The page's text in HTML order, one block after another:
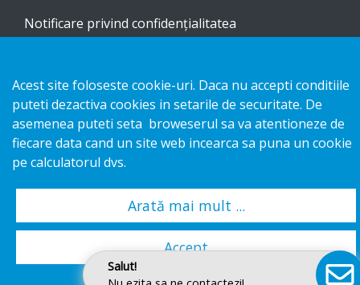
Salut!
Notificare privind confidențialitatea
Copyright 2026 HL Display AB. All rights reserved.
Acest site foloseste cookie-uri. Daca nu accepti conditiile
puteti dezactiva cookies in setarile de securitate. De
asemenea puteti seta broweserul sa va atentioneze de
fiecare data cand un site web incearca sa puna un cookie
pe calculatorul dvs.
Arată mai mult ...
Accept